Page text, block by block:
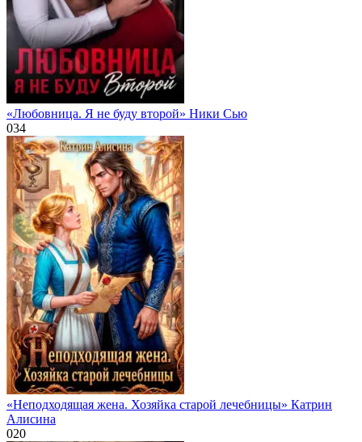
«Любовница. Я не буду второй» Ники Сью
034
«Неподходящая жена. Хозяйка старой лечебницы» Катрин
Алисина
020